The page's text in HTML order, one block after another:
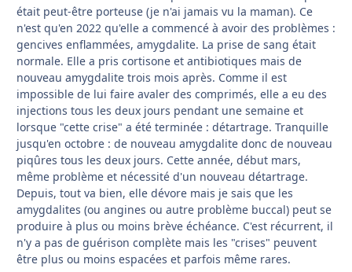
était peut-être porteuse (je n'ai jamais vu la maman). Ce
n'est qu'en 2022 qu'elle a commencé à avoir des problèmes :
gencives enflammées, amygdalite. La prise de sang était
normale. Elle a pris cortisone et antibiotiques mais de
nouveau amygdalite trois mois après. Comme il est
impossible de lui faire avaler des comprimés, elle a eu des
injections tous les deux jours pendant une semaine et
lorsque "cette crise" a été terminée : détartrage. Tranquille
jusqu'en octobre : de nouveau amygdalite donc de nouveau
piqûres tous les deux jours. Cette année, début mars,
même problème et nécessité d'un nouveau détartrage.
Depuis, tout va bien, elle dévore mais je sais que les
amygdalites (ou angines ou autre problème buccal) peut se
produire à plus ou moins brève échéance. C'est récurrent, il
n'y a pas de guérison complète mais les "crises" peuvent
être plus ou moins espacées et parfois même rares.